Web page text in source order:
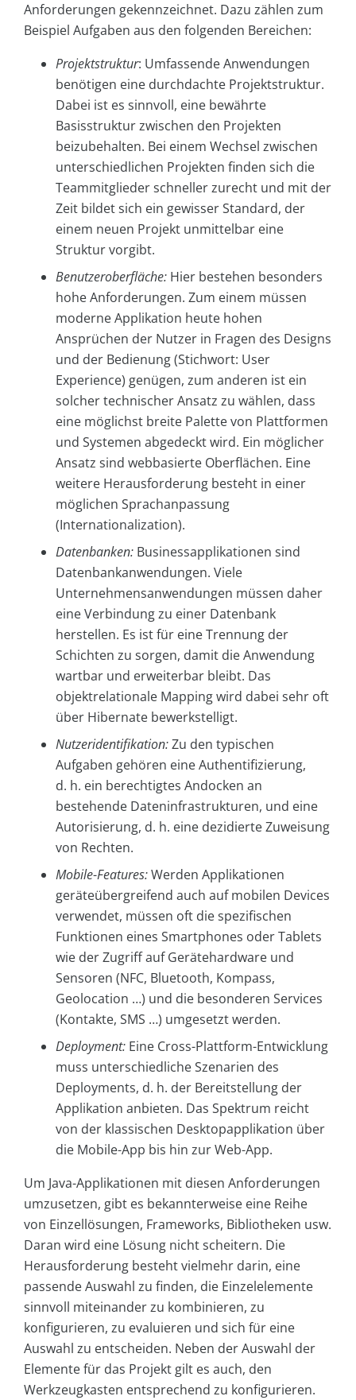
Anforderungen gekennzeichnet. Dazu zählen zum
Beispiel Aufgaben aus den folgenden Bereichen:
Projektstruktur: Umfassende Anwendungen
benötigen eine durchdachte Projektstruktur.
Dabei ist es sinnvoll, eine bewährte
Basisstruktur zwischen den Projekten
beizubehalten. Bei einem Wechsel zwischen
unterschiedlichen Projekten finden sich die
Teammitglieder schneller zurecht und mit der
Zeit bildet sich ein gewisser Standard, der
einem neuen Projekt unmittelbar eine
Struktur vorgibt.
Benutzeroberfläche: Hier bestehen besonders
hohe Anforderungen. Zum einem müssen
moderne Applikation heute hohen
Ansprüchen der Nutzer in Fragen des Designs
und der Bedienung (Stichwort: User
Experience) genügen, zum anderen ist ein
solcher technischer Ansatz zu wählen, dass
eine möglichst breite Palette von Plattformen
und Systemen abgedeckt wird. Ein möglicher
Ansatz sind webbasierte Oberflächen. Eine
weitere Herausforderung besteht in einer
möglichen Sprachanpassung
(Internationalization).
Datenbanken: Businessapplikationen sind
Datenbankanwendungen. Viele
Unternehmensanwendungen müssen daher
eine Verbindung zu einer Datenbank
herstellen. Es ist für eine Trennung der
Schichten zu sorgen, damit die Anwendung
wartbar und erweiterbar bleibt. Das
objektrelationale Mapping wird dabei sehr oft
über Hibernate bewerkstelligt.
Nutzeridentifikation:Zu den typischen
Aufgaben gehören eine Authentifizierung,
d. h. ein berechtigtes Andocken an
bestehende Dateninfrastrukturen, und eine
Autorisierung, d. h. eine dezidierte Zuweisung
von Rechten.
Mobile-Features:Werden Applikationen
geräteübergreifend auch auf mobilen Devices
verwendet, müssen oft die spezifischen
Funktionen eines Smartphones oder Tablets
wie der Zugriff auf Gerätehardware und
Sensoren (NFC, Bluetooth, Kompass,
Geolocation …) und die besonderen Services
(Kontakte, SMS …) umgesetzt werden.
Deployment: Eine Cross-Plattform-Entwicklung
muss unterschiedliche Szenarien des
Deployments, d. h. der Bereitstellung der
Applikation anbieten. Das Spektrum reicht
von der klassischen Desktopapplikation über
die Mobile-App bis hin zur Web-App.
Um Java-Applikationen mit diesen Anforderungen
umzusetzen, gibt es bekannterweise eine Reihe
von Einzellösungen, Frameworks, Bibliotheken usw.
Daran wird eine Lösung nicht scheitern. Die
Herausforderung besteht vielmehr darin, eine
passende Auswahl zu finden, die Einzelelemente
sinnvoll miteinander zu kombinieren, zu
konfigurieren, zu evaluieren und sich für eine
Auswahl zu entscheiden. Neben der Auswahl der
Elemente für das Projekt gilt es auch, den
Werkzeugkasten entsprechend zu konfigurieren.